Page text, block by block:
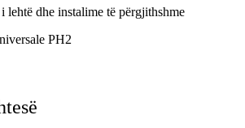
lehtë dhe instalime të përgjithshme
PH2